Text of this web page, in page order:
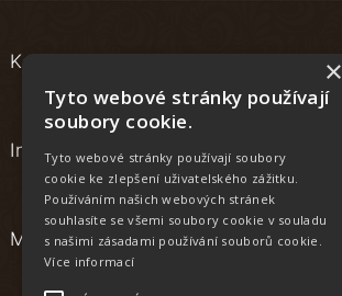
Kontakt
Informace
Můj účet
×
Tyto webové stránky používají
soubory cookie.
Tyto webové stránky používají soubory
cookie ke zlepšení uživatelského zážitku.
Používáním našich webových stránek
souhlasíte se všemi soubory cookie v souladu
s našimi zásadami používání souborů cookie.
Více informací